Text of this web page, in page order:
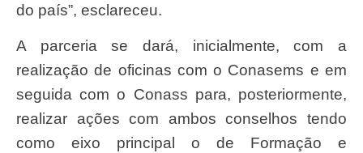
do país”, esclareceu.
A parceria se dará, inicialmente, com a
realização de oficinas com o Conasems e em
seguida com o Conass para, posteriormente,
realizar ações com ambos conselhos tendo
como eixo principal o de Formação e